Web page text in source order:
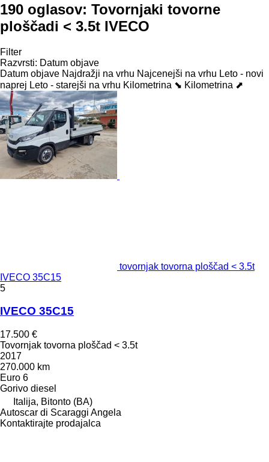
190 oglasov: Tovornjaki tovorne
ploščadi < 3.5t IVECO
Filter
Razvrsti: Datum objave
Datum objave Najdražji na vrhu Najcenejši na vrhu Leto - novi
naprej Leto - starejši na vrhu Kilometrina ⬊ Kilometrina ⬈
tovornjak tovorna ploščad < 3.5t
IVECO 35C15
5
IVECO 35C15
17.500 €
Tovornjak tovorna ploščad < 3.5t
2017
270.000 km
Euro 6
Gorivo diesel
Italija, Bitonto (BA)
Autoscar di Scaraggi Angela
Kontaktirajte prodajalca